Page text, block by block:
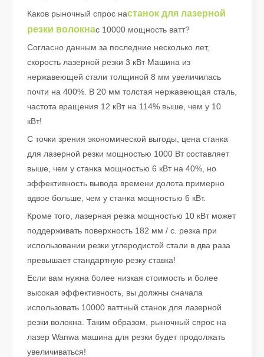
Лазерная резка металлических листов – широко
Каков рыночный спрос настанок для лазерной
резки волокнас 10000 мощность ватт?
Согласно данным за последние несколько лет,
скорость лазерной резки 3 кВт Машина из
нержавеющей стали толщиной 8 мм увеличилась
почти на 400%. В 20 мм толстая нержавеющая сталь,
частота вращения 12 кВт на 114% выше, чем у 10
кВт!
С точки зрения экономической выгоды, цена станка
для лазерной резки мощностью 1000 Вт составляет
выше, чем у станка мощностью 6 кВт на 40%, но
эффективность вывода времени долота примерно
вдвое больше, чем у станка мощностью 6 кВт.
Кроме того, лазерная резка мощностью 10 кВт может
поддерживать поверхность 182 мм / с. резка при
использовании резки углеродистой стали в два раза
превышает стандартную резку ставка!
Если вам нужна более низкая стоимость и более
высокая эффективность, вы должны сначала
использовать 10000 ваттный станок для лазерной
резки волокна. Таким образом, рыночный спрос на
лазер Wanwa машина для резки будет продолжать
увеличиваться!